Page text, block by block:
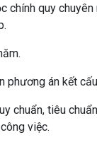
chính quy
phương án kết
chuẩn, tiêu
việc.